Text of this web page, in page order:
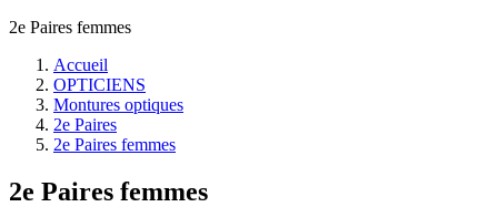
2e Paires femmes
Accueil
OPTICIENS
Montures optiques
2e Paires
2e Paires femmes
2e Paires femmes